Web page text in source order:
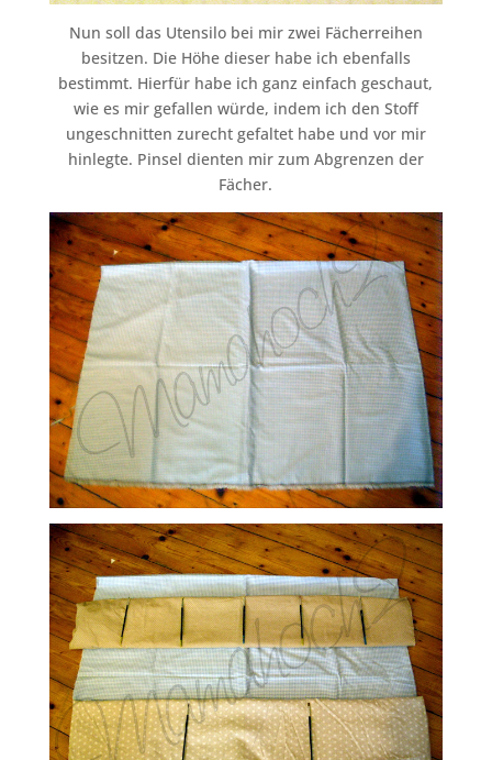
Nun soll das Utensilo bei mir zwei Fächerreihen
besitzen. Die Höhe dieser habe ich ebenfalls
bestimmt. Hierfür habe ich ganz einfach geschaut,
wie es mir gefallen würde, indem ich den Stoff
ungeschnitten zurecht gefaltet habe und vor mir
hinlegte. Pinsel dienten mir zum Abgrenzen der
Fächer.